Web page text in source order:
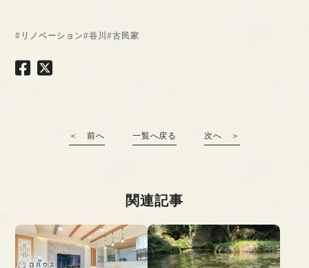
#リノベーション#谷川 #古民家
＜ 前へ 一覧へ戻る 次へ ＞
関連記事